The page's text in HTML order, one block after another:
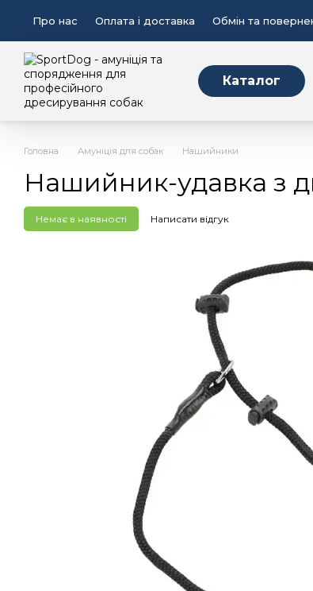
Про нас Оплата і доставка Обмін та
Каталог
Головна Амуніція для собак Нашийники
Нашийник-удавка з
Немає в наявності Написати відгук